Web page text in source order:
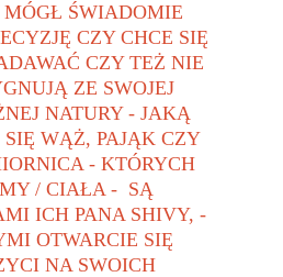
ŚWIADOMIE
CZY CHCE SIĘ
CZY TEŻ NIE
ZE SWOJEJ
NATURY - JAKĄ
SIĘ WĄŻ, PAJĄK CZY
- KTÓRYCH
/ CIAŁA -  SĄ
ICH PANA SHIVY, -
OTWARCIE SIĘ
NA SWOICH